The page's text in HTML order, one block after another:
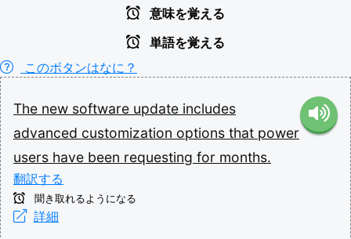
意味を覚える
単語を覚える
このボタンはなに？
The new software update includes
advanced customization options that power
users have been requesting for months.
翻訳する
聞き取れるようになる
詳細